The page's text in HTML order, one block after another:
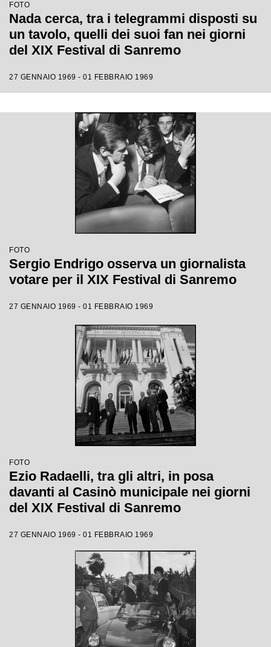
FOTO
Nada cerca, tra i telegrammi disposti su
un tavolo, quelli dei suoi fan nei giorni
del XIX Festival di Sanremo
27 GENNAIO 1969 - 01 FEBBRAIO 1969
FOTO
Sergio Endrigo osserva un giornalista
votare per il XIX Festival di Sanremo
27 GENNAIO 1969 - 01 FEBBRAIO 1969
FOTO
Ezio Radaelli, tra gli altri, in posa
davanti al Casinò municipale nei giorni
del XIX Festival di Sanremo
27 GENNAIO 1969 - 01 FEBBRAIO 1969